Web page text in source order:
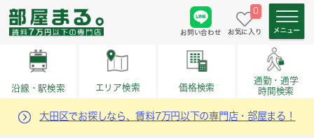
お問い合わせ
0
お気に入り
沿線・駅検索 エリア検索 価格検索
通勤・通学
時間検索
大田区でお探しなら、賃料7万円以下の専門店・部屋まる！